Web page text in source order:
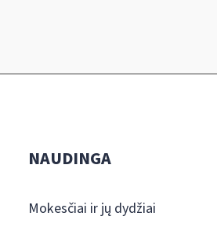
NAUDINGA
Mokesčiai ir jų dydžiai